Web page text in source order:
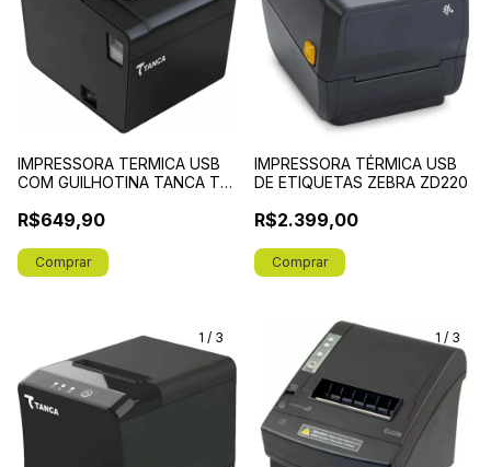
IMPRESSORA TERMICA USB
COM GUILHOTINA TANCA TP-
R$649,90
IMPRESSORA TÉRMICA USB
DE ETIQUETAS ZEBRA ZD220
R$2.399,00
1 / 3 1 / 3